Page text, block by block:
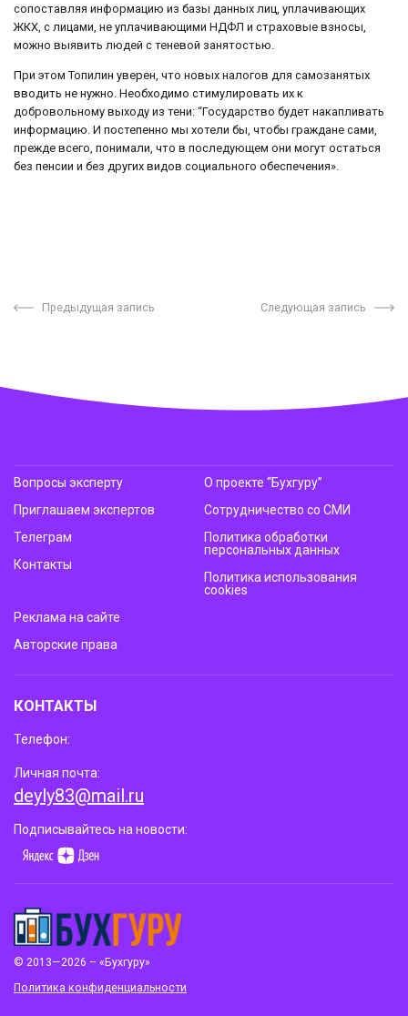
сопоставляя информацию из базы данных лиц, уплачивающих
ЖКХ, с лицами, не уплачивающими НДФЛ и страховые взносы,
можно выявить людей с теневой занятостью.
При этом Топилин уверен, что новых налогов для самозанятых
вводить не нужно. Необходимо стимулировать их к
добровольному выходу из тени: “Государство будет накапливать
информацию. И постепенно мы хотели бы, чтобы граждане сами,
прежде всего, понимали, что в последующем они могут остаться
без пенсии и без других видов социального обеспечения».
Предыдущая запись Следующая запись
© 2013—2026 – «Бухгуру»
Политика конфиденциальности
Вопросы эксперту
Приглашаем экспертов
Телеграм
Контакты
О проекте “Бухгуру”
Сотрудничество со СМИ
Политика обработки
персональных данных
Политика использования
cookies
Реклама на сайте
Авторские права
КОНТАКТЫ
Телефон:
Личная почта:
deyly83@mail.ru
Подписывайтесь на новости: